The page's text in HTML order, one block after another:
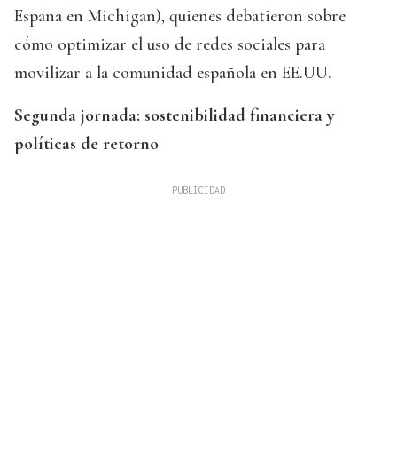
España en Michigan), quienes debatieron sobre
cómo optimizar el uso de redes sociales para
movilizar a la comunidad española en EE.UU.
Segunda jornada: sostenibilidad financiera y
políticas de retorno